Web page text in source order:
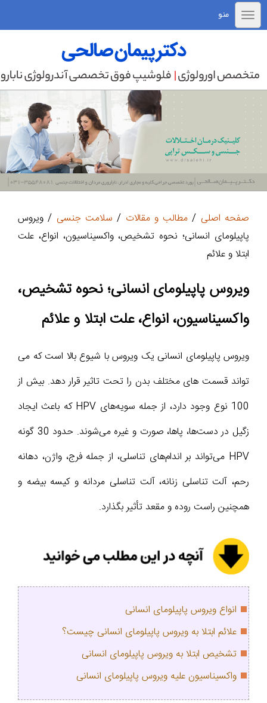
منو
صفحه اصلی / مطالب و مقالات / سلامت جنسی / ویروس
پاپیلومای انسانی؛ نحوه تشخیص، واکسیناسیون، انواع، علت
ابتلا و علائم
ویروس پاپیلومای انسانی؛ نحوه تشخیص،
واکسیناسیون، انواع، علت ابتلا و علائم
ویروس پاپیلومای انسانی یک ویروس با شیوع بالا است که می
تواند قسمت های مختلف بدن را تحت تاثیر قرار دهد. بیش از
100 نوع وجود دارد، از جمله سویه‌های HPV که باعث ایجاد
زگیل در دست‌ها، پاها، صورت و غیره می‌شوند. حدود 30 گونه
HPV می‌تواند بر اندام‌های تناسلی، از جمله فرج، واژن، دهانه
رحم، آلت تناسلی زنانه، آلت تناسلی مردانه و کیسه بیضه و
همچنین راست روده و مقعد تأثیر بگذارد.
انواع ویروس پاپیلومای انسانی
علائم ابتلا به ویروس پاپیلومای انسانی چیست؟
تشخیص ابتلا به ویروس پاپیلومای انسانی
واکسیناسیون علیه ویروس پاپیلومای انسانی